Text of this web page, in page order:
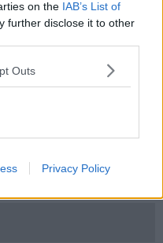
on the IAB’s List of
further disclose it to other
Outs
Privacy Policy